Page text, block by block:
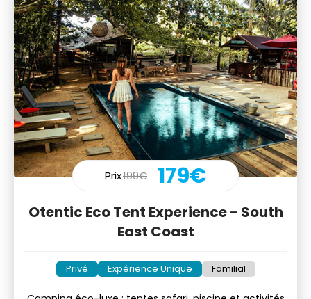
Prix199€ 179€
Otentic Eco Tent Experience - South
East Coast
Privé Expérience Unique Familial